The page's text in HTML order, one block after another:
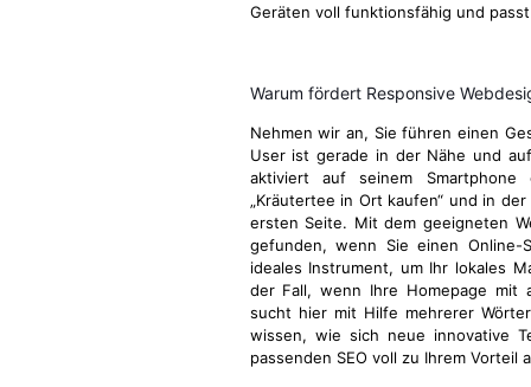
Geräten voll funktionsfähig und
Warum fördert Responsive
Nehmen wir an, Sie führen einen
User ist gerade in der Nähe und
aktiviert auf seinem
„Kräutertee in Ort kaufen“ und in
ersten Seite. Mit dem geeigneten
gefunden, wenn Sie einen
ideales Instrument, um Ihr lokales
der Fall, wenn Ihre Homepage mit
sucht hier mit Hilfe mehrerer
wissen, wie sich neue innovative
passenden SEO voll zu Ihrem Vorteil